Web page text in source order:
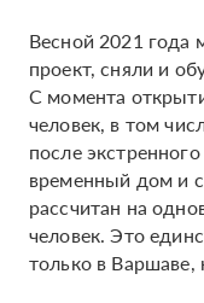
Весной 2021 года
проект, сняли и
С момента
человек, в том
после
временный дом и
рассчитан на
человек. Это
только в